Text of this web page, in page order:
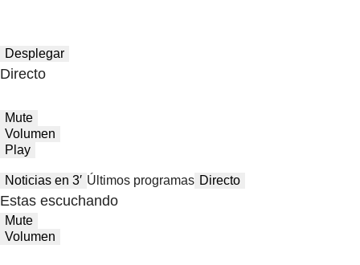
Desplegar
Directo
Mute
Volumen
Play
Noticias en 3′ Últimos programas Directo
Estas escuchando
Mute
Volumen